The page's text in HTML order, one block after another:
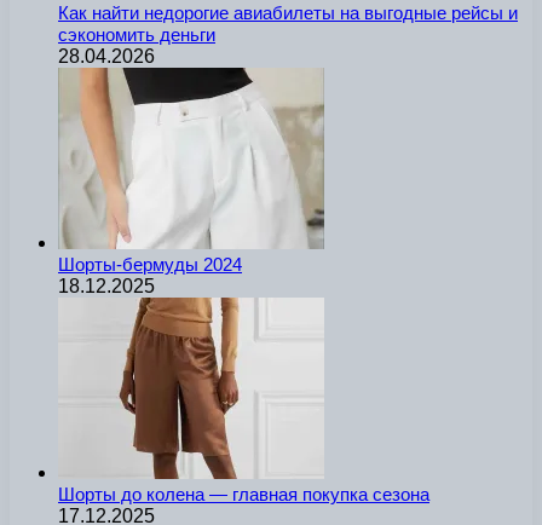
Как найти недорогие авиабилеты на выгодные рейсы и
сэкономить деньги
28.04.2026
Шорты-бермуды 2024
18.12.2025
Шорты до колена — главная покупка сезона
17.12.2025